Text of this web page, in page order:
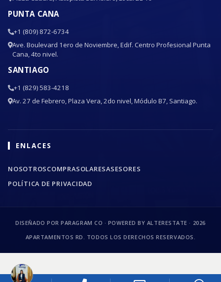
PUNTA CANA
+1 (809) 872-6734
Ave. Boulevard 1ero de Noviembre, Edif. Centro Profesional Punta
Cana, 4to nivel.
SANTIAGO
+1 (829) 583-4218
Av. 27 de Febrero, Plaza Vera, 2do nivel, Módulo B7, Santiago.
ENLACES
NOSOTROSCOMPRASOLARESASESORES
POLÍTICA DE PRIVACIDAD
DISEÑADO POR PARAGRAM CO · POWERED BY ALTERESTATE · 2026
APARTAMENTOS RD. TODOS LOS DERECHOS RESERVADOS.